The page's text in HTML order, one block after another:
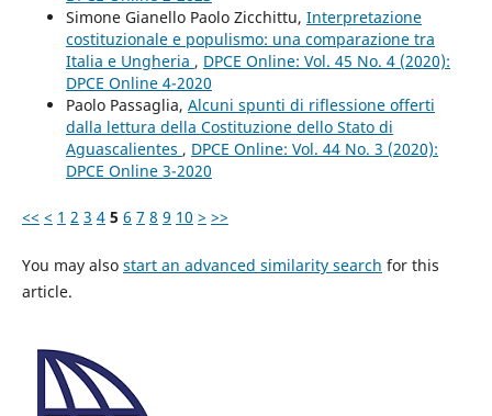
Simone Gianello Paolo Zicchittu, Interpretazione
costituzionale e populismo: una comparazione tra
Italia e Ungheria , DPCE Online: Vol. 45 No. 4 (2020):
DPCE Online 4-2020
Paolo Passaglia, Alcuni spunti di riflessione offerti
dalla lettura della Costituzione dello Stato di
Aguascalientes , DPCE Online: Vol. 44 No. 3 (2020):
DPCE Online 3-2020
<< < 1 2 3 4 5 6 7 8 9 10 > >>
You may also start an advanced similarity search for this
article.